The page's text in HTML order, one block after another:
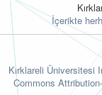
İçerikte
Kırklareli Üniversitesi
Commons